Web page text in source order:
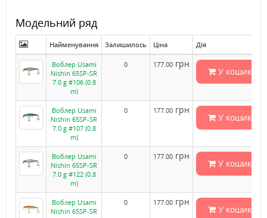
Модельний ряд
Найменування Залишилось Ціна Дія
Воблер Usami
Nishin 65SP-SR
7.0 g #106 (0.8
m)
0 177.00 грн
У кошик
Воблер Usami
Nishin 65SP-SR
7.0 g #107 (0.8
m)
0 177.00 грн
У кошик
Воблер Usami
Nishin 65SP-SR
7.0 g #122 (0.8
m)
0 177.00 грн
У кошик
Воблер Usami
Nishin 65SP-SR
0 177.00 грн
У кошик